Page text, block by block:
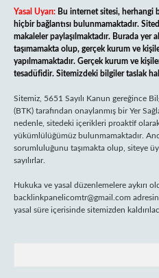
Yasal Uyarı: Bu internet sitesi, herhangi
hiçbir bağlantısı bulunmamaktadır.
makaleler paylaşılmaktadır. Burada yer
taşımamakta olup, gerçek kurum ve
yapılmamaktadır. Gerçek kurum ve
tesadüfidir. Sitemizdeki bilgiler taslak
Sitemiz, 5651 Sayılı Kanun gereğince
(BTK) tarafından onaylanmış bir Yer
nedenle, sitedeki içerikleri proaktif
yükümlülüğümüz bulunmamaktadır.
sorumluluğunu taşımakta olup, siteye
sayılırlar.
Hukuka ve yasal düzenlemelere aykırı
backlinkpanelicomtr@gmail.com
yasal süre içerisinde sitemizden